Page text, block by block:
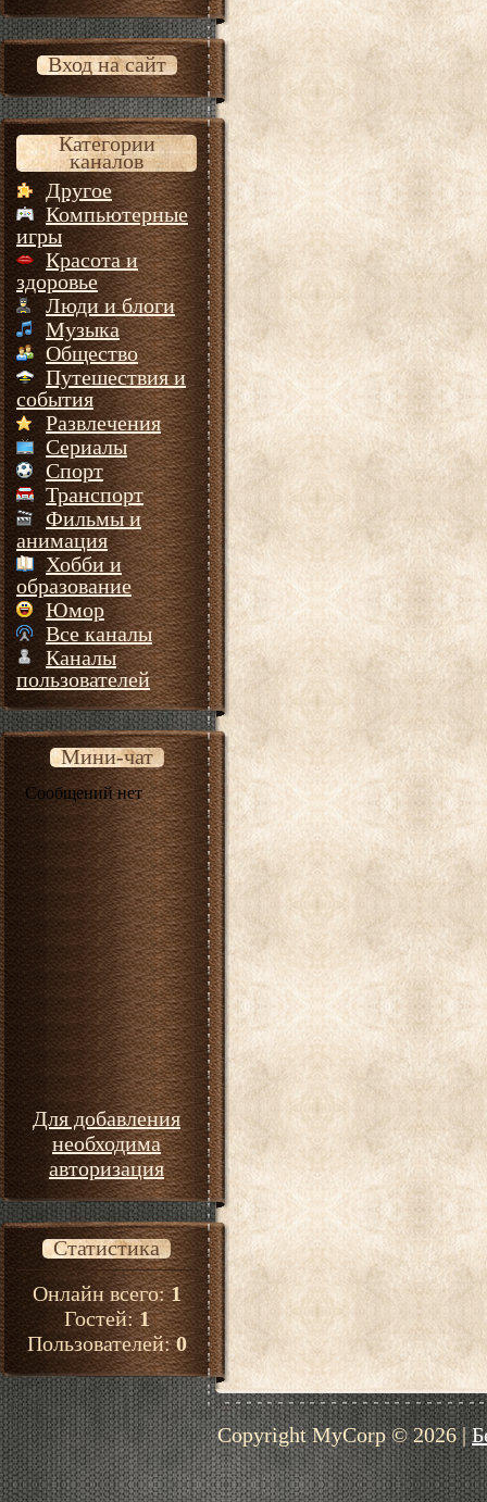
Вход на сайт
Категории
каналов
Другое
Компьютерные
игры
Красота и
здоровье
Люди и блоги
Музыка
Общество
Путешествия и
события
Развлечения
Сериалы
Спорт
Транспорт
Фильмы и
анимация
Хобби и
образование
Юмор
Все каналы
Каналы
пользователей
Мини-чат
Для добавления
необходима
авторизация
Статистика
Онлайн всего:1
Гостей:1
Пользователей:0
Copyright MyCorp © 2026|